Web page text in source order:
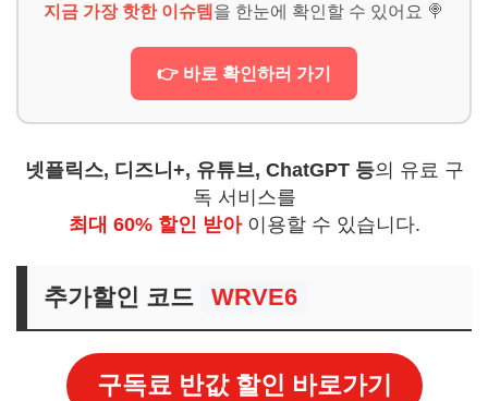
지금 가장 핫한 이슈템 을 한눈에 확인할 수 있어요 🍭
👉 바로 확인하러 가기
넷플릭스, 디즈니+, 유튜브, ChatGPT 등의 유료 구
독 서비스를
최대 60% 할인 받아이용할 수 있습니다.
추가할인 코드 WRVE6
구독료 반값 할인 바로가기